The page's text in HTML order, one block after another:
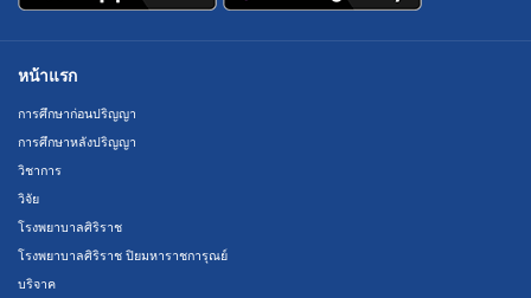
หน้าแรก
การศึกษาก่อนปริญญา
การศึกษาหลังปริญญา
วิชาการ
วิจัย
โรงพยาบาลศิริราช
โรงพยาบาลศิริราช ปิยมหาราชการุณย์
บริจาค